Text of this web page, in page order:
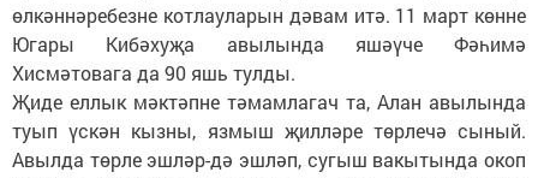
өлкәннәребезне котлауларын дәвам итә. 11 март көнне
Югары Кибәхуҗа авылында яшәүче Фәһимә
Хисмәтовага да 90 яшь тулды.
Җиде еллык мәктәпне тәмамлагач та, Алан авылында
туып үскән кызны, язмыш җилләре төрлечә сыный.
Авылда төрле эшләр-дә эшләп, сугыш вакытында окоп